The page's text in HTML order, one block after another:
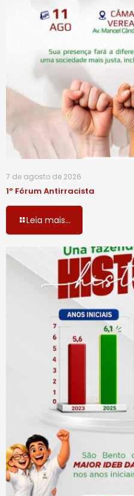
7 de agosto de 2026
1º Fórum Antirracista
Leia mais...